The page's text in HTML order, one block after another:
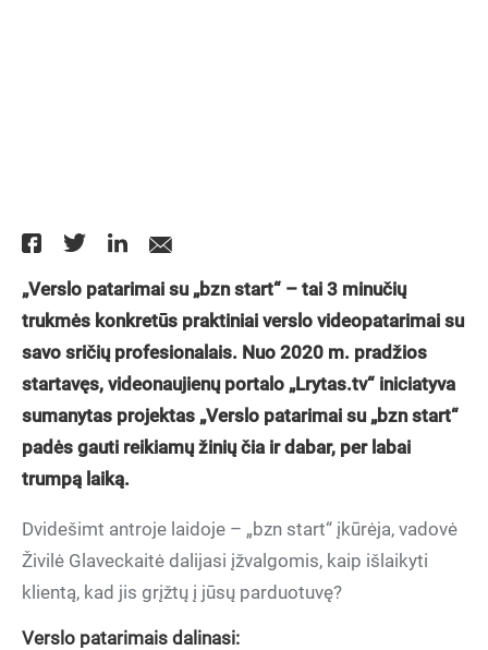
„Verslo patarimai su „bzn start“ – tai 3 minučių
trukmės konkretūs praktiniai verslo videopatarimai su
savo sričių profesionalais. Nuo 2020 m. pradžios
startavęs, videonaujienų portalo „Lrytas.tv“ iniciatyva
sumanytas projektas „Verslo patarimai su „bzn start“
padės gauti reikiamų žinių čia ir dabar, per labai
trumpą laiką.
Dvidešimt antroje laidoje – „bzn start“ įkūrėja, vadovė
Živilė Glaveckaitė dalijasi įžvalgomis, kaip išlaikyti
klientą, kad jis grįžtų į jūsų parduotuvę?
Verslo patarimais dalinasi: